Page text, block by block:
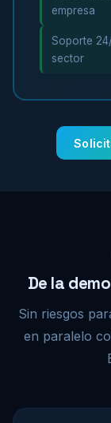
empresa
Soporte
sector
De la
Sin riesgos
en paralelo